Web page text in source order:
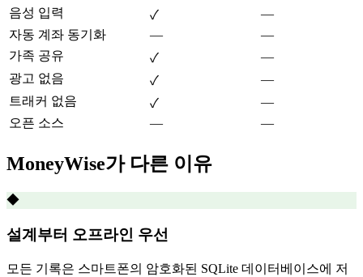
음성 입력
✓
—
자동 계좌 동기화
—
—
가족 공유
✓
—
광고 없음
✓
—
트래커 없음
✓
—
오픈 소스
— —
MoneyWise가 다른 이유
◆
설계부터 오프라인 우선
모든 기록은 스마트폰의 암호화된 SQLite 데이터베이스에 저